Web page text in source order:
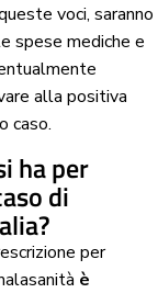
voci, saranno
spese mediche e
alla positiva
caso.
ha per
di
per
è